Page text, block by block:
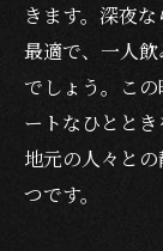
きます。深夜
最適で、一人
でしょう。こ
ートなひととき
地元の人々と
つです。